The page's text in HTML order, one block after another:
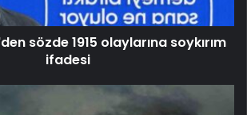
sözde 1915 olaylarına soykırım
ifadesi